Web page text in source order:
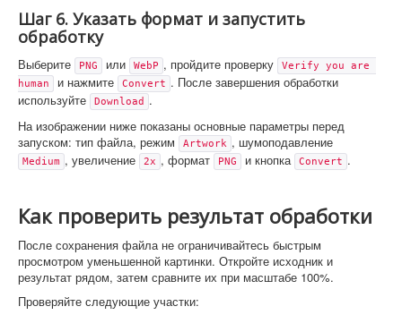
Шаг 6. Указать формат и запустить
обработку
Выберите PNG или WebP , пройдите проверку
Verify you are
human
и нажмите Convert . После завершения обработки
используйте
Download
.
На изображении ниже показаны основные параметры перед
запуском: тип файла, режим
Artwork , шумоподавление
Medium , увеличение 2x , формат PNG и кнопка Convert .
Как проверить результат обработки
После сохранения файла не ограничивайтесь быстрым
просмотром уменьшенной картинки. Откройте исходник и
результат рядом, затем сравните их при масштабе 100%.
Проверяйте следующие участки: